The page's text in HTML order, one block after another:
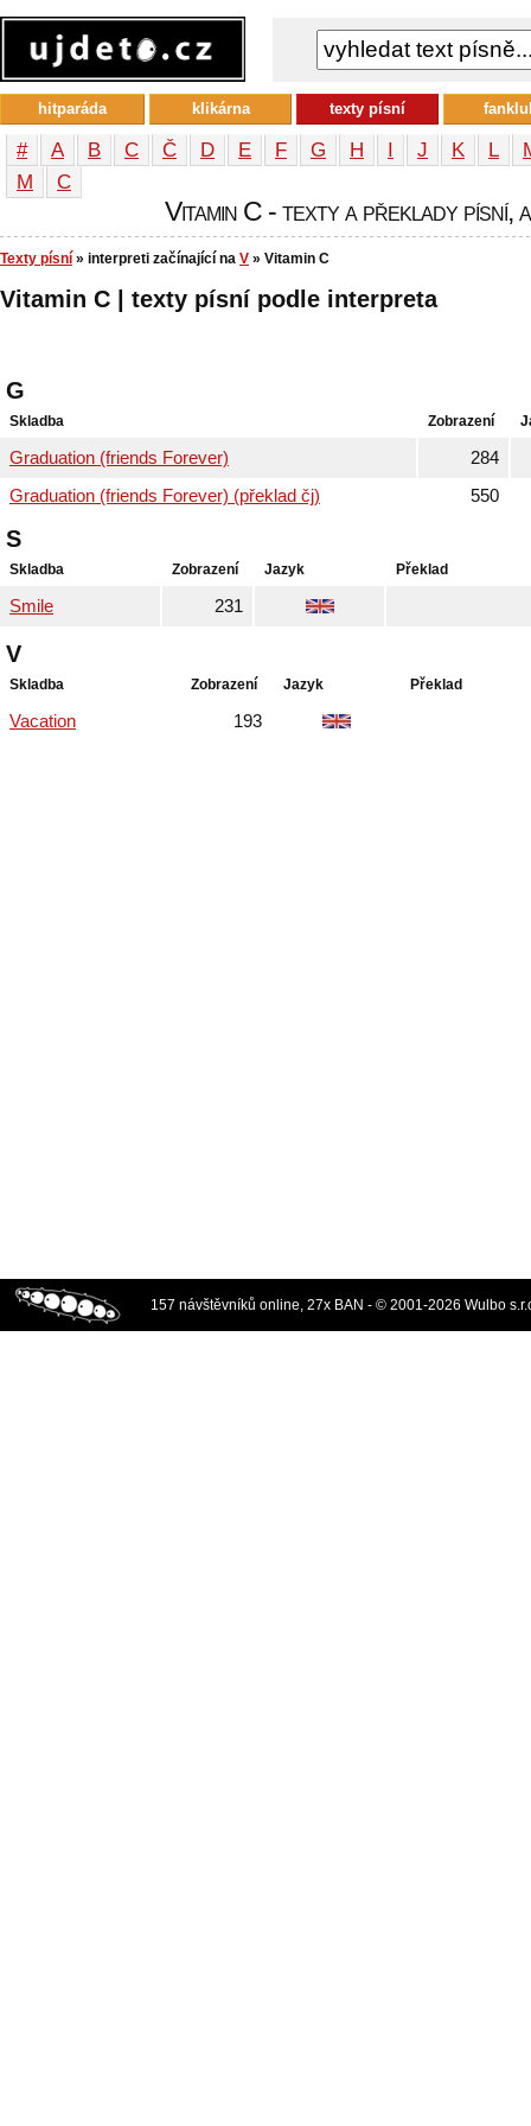
# A B C Č D E F G H I J K L
М
С
Vitamin C - texty a překlady písní,
Texty písní » interpreti začínající na V » Vitamin C
Vitamin C | texty písní podle interpreta
G
Skladba Zobrazení
Graduation (friends Forever)
284
Graduation (friends Forever) (překlad čj)
550
S
Skladba Zobrazení Jazyk Překlad
Smile 231
V
Skladba Zobrazení Jazyk Překlad
Vacation 193
hitparáda klikárna texty písní
157 návštěvníků online, 27x BAN - © 2001-2026 Wulbo